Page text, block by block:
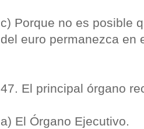
c) Porque no es posible
del euro permanezca en
47. El principal órgano
a) El Órgano Ejecutivo.